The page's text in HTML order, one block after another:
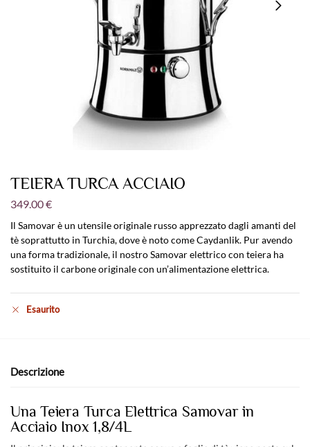
TEIERA TURCA ACCIAIO
349.00€
Il Samovar è un utensile originale russo apprezzato dagli amanti del
tè soprattutto in Turchia, dove è noto come Caydanlik. Pur avendo
una forma tradizionale, il nostro Samovar elettrico con teiera ha
sostituito il carbone originale con un’alimentazione elettrica.
Esaurito
Descrizione
Una Teiera Turca Elettrica Samovar in
Acciaio Inox 1,8/4L